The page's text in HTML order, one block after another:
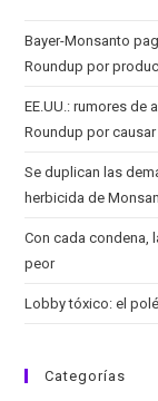
Bayer-Monsanto
Roundup por
EE.UU.: rumores de
Roundup por
Se duplican las
herbicida de
Con cada condena,
peor
Lobby tóxico: el
Categorías